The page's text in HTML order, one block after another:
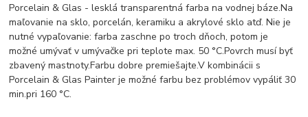
Porcelain & Glas - lesklá transparentná farba na vodnej báze.Na
maľovanie na sklo, porcelán, keramiku a akrylové sklo atď. Nie je
nutné vypaľovanie: farba zaschne po troch dňoch, potom je
možné umývať v umývačke pri teplote max. 50 °C.Povrch musí byť
zbavený mastnoty.Farbu dobre premiešajte.V kombinácii s
Porcelain & Glas Painter je možné farbu bez problémov vypáliť 30
min.pri 160 °C.